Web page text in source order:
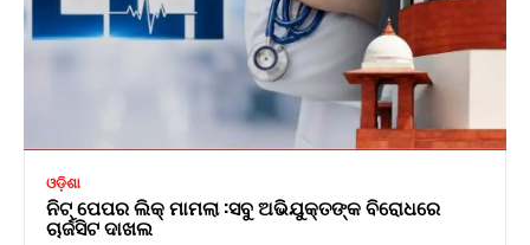
ଓଡ଼ିଶା
ନିଟ୍ ପେପର ଲିକ୍ ମାମଲା :ସବୁ ଅଭିଯୁକ୍ତଙ୍କ ବିରୋଧରେ
ଚାର୍ଜସିଟ ଦାଖଲ